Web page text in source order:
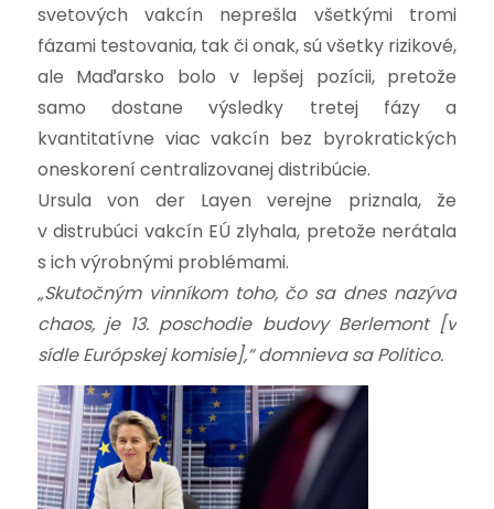
svetových vakcín neprešla všetkými tromi
fázami testovania, tak či onak, sú všetky rizikové,
ale Maďarsko bolo v lepšej pozícii, pretože
samo dostane výsledky tretej fázy a
kvantitatívne viac vakcín bez byrokratických
oneskorení centralizovanej distribúcie.
Ursula von der Layen verejne priznala, že
v distrubúci vakcín EÚ zlyhala, pretože nerátala
s ich výrobnými problémami.
„Skutočným vinníkom toho, čo sa dnes nazýva
chaos, je 13. poschodie budovy Berlemont [v
sídle Európskej komisie],“ domnieva sa Politico.